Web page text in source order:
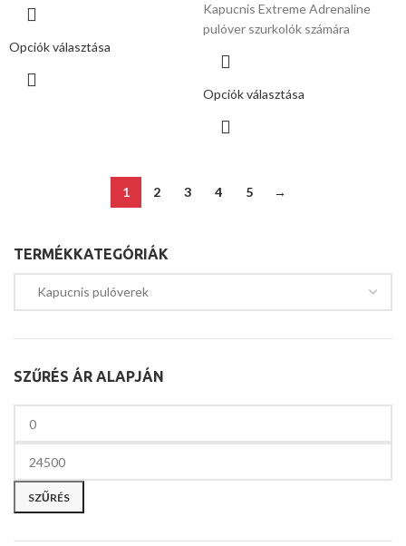
TERMÉKKATEGÓRIÁK
SZŰRÉS ÁR ALAPJÁN
SZŰRÉS
Opciók választása
Kapucnis Extreme Adrenaline
pulóver szurkolók számára
Opciók választása
1 2 3 4 5 →